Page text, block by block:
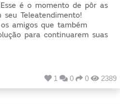
é o momento de pôr as
Teleatendimento!
amigos que também
para continuarem suas
1 0 0 2389